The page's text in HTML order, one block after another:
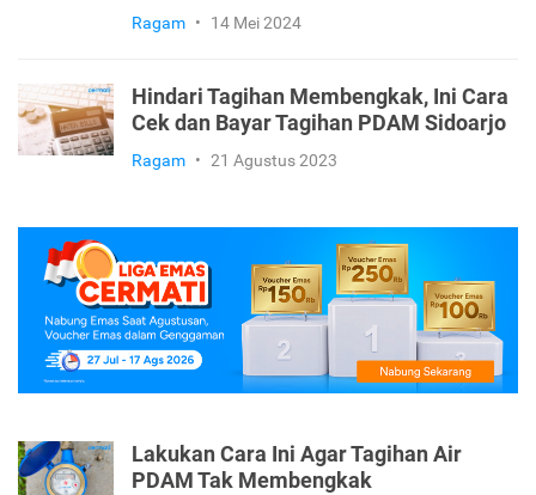
Ragam • 14 Mei 2024
Hindari Tagihan Membengkak, Ini Cara
Cek dan Bayar Tagihan PDAM Sidoarjo
Ragam • 21 Agustus 2023
Lakukan Cara Ini Agar Tagihan Air
PDAM Tak Membengkak